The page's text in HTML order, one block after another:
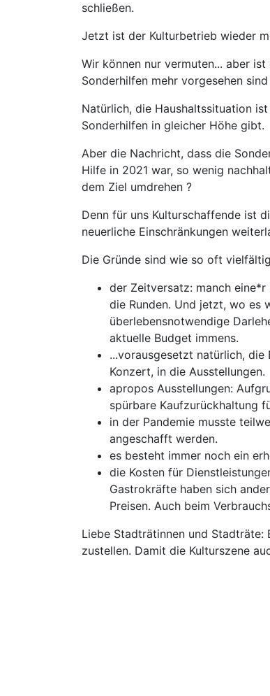
schließen.
Jetzt ist der Kulturbetrieb wieder
Wir können nur vermuten... aber
Sonderhilfen mehr vorgesehen sind
Natürlich, die Haushaltssituation
Sonderhilfen in gleicher Höhe gibt.
Aber die Nachricht, dass die
Hilfe in 2021 war, so wenig
dem Ziel umdrehen ?
Denn für uns Kulturschaffende ist
neuerliche Einschränkungen
Die Gründe sind wie so oft
der Zeitversatz: manch
die Runden. Und jetzt, wo es
überlebensnotwendige
aktuelle Budget immens.
...vorausgesetzt natürlich, die
Konzert, in die Ausstellungen.
apropos Ausstellungen:
spürbare Kaufzurückhaltung
in der Pandemie musste
angeschafft werden.
es besteht immer noch ein
die Kosten für
Gastrokräfte haben sich
Preisen. Auch beim
Liebe Stadträtinnen und
zustellen. Damit die Kulturszene